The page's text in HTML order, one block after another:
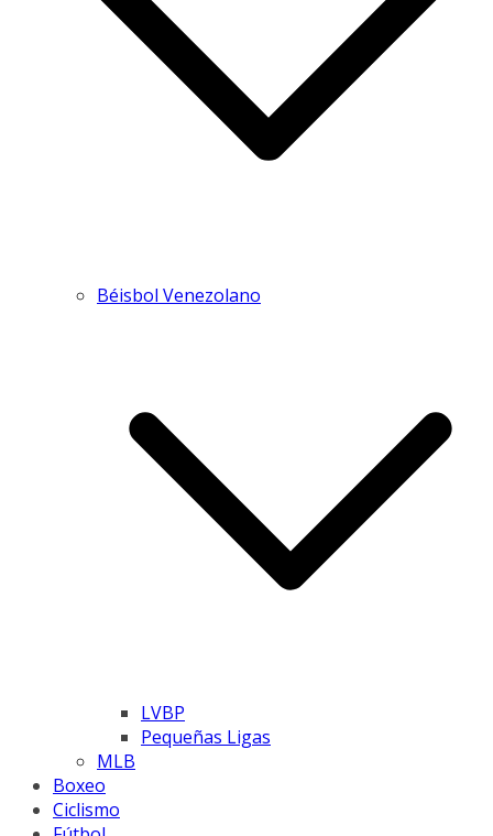
Béisbol Venezolano
LVBP
Pequeñas Ligas
MLB
Boxeo
Ciclismo